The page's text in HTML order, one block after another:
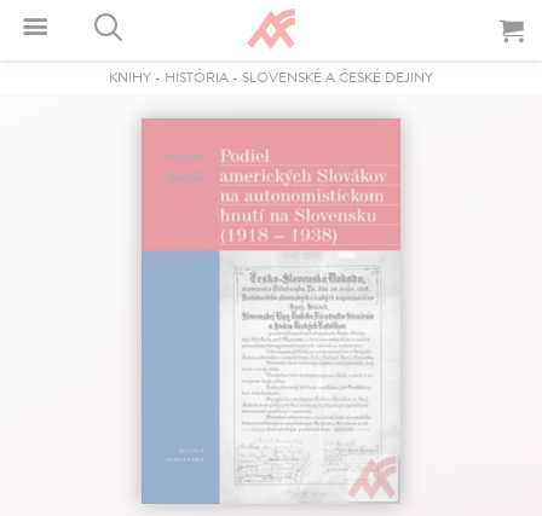
KNIHY - HISTÓRIA - SLOVENSKÉ A ČESKÉ DEJINY